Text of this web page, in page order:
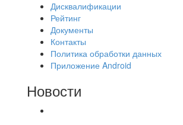
Дисквалификации
Рейтинг
Документы
Контакты
Политика обработки данных
Приложение Android
Новости